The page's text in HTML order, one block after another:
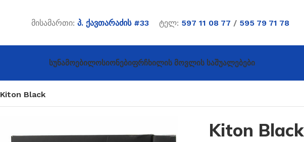
მისამართი: პ. ქავთარაძის #33 ტელ: 597 11 08 77 / 595 79 71 78
ᲡუნამოებიᲚოსიონებიᲤრჩხილის Მოვლის Საშუალებები
Kiton Black
Kiton Black